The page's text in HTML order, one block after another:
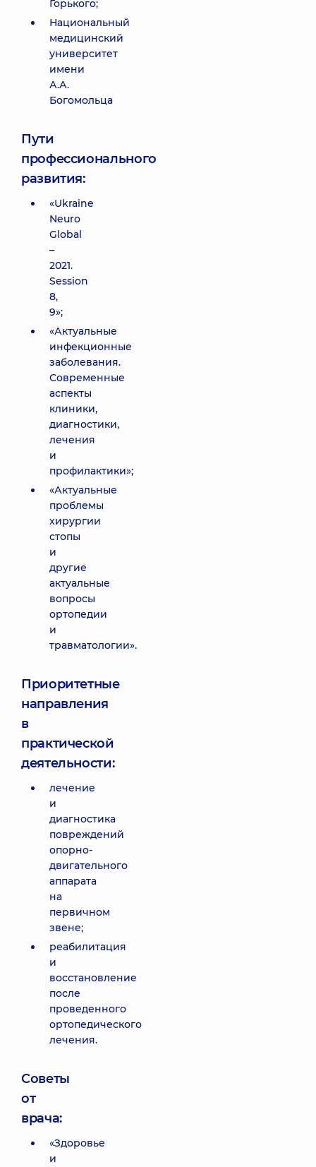
Горького;
Национальный
медицинский
университет
имени
А.А.
Богомольца
Пути
профессионального
развития:
«Ukraine
Neuro
Global
–
2021.
Session
8,
9»;
«Актуальные
инфекционные
заболевания.
Современные
аспекты
клиники,
диагностики,
лечения
и
профилактики»;
«Актуальные
проблемы
хирургии
стопы
и
другие
актуальные
вопросы
ортопедии
и
травматологии».
Приоритетные
направления
в
практической
деятельности:
лечение
и
диагностика
повреждений
опорно-
двигательного
аппарата
на
первичном
звене;
реабилитация
и
восстановление
после
проведенного
ортопедического
лечения.
Советы
от
врача:
«Здоровье
и